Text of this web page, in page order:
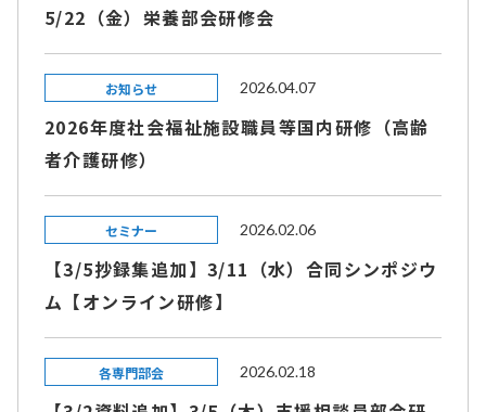
5/22（金）栄養部会研修会
お知らせ 2026.04.07
2026年度社会福祉施設職員等国内研修（高齢
者介護研修）
セミナー 2026.02.06
【3/5抄録集追加】3/11（水）合同シンポジウ
ム【オンライン研修】
各専門部会 2026.02.18